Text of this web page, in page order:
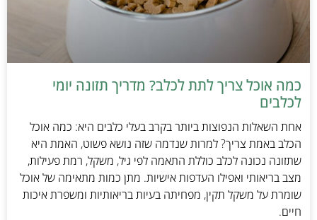
כמה אוכל צריך לתת לכלב? מדריך תזונה יומי
לכלבים
אחת השאלות הנפוצות ביותר בקרב בעלי כלבים היא: כמה אוכל
הכלב באמת צריך? למרות שנדמה שזה נושא פשוט, האמת היא
שתזונה נכונה לכלב כוללת התאמה לפי גיל, משקל, רמת פעילות,
מצב בריאותי ואפילו העדפות אישיות. מתן כמות מתאימה של אוכל
שומרת על משקל תקין, מפחיתה בעיות בריאותיות ומשפרת איכות
חיים.